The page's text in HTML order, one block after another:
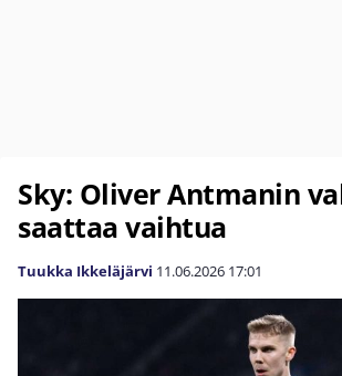
Sky: Oliver Antmanin
saattaa vaihtua
Tuukka Ikkeläjärvi 11.06.2026 17:01